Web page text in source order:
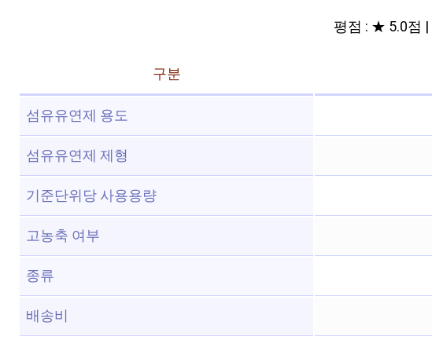
평점 : ★ 5.0점 |
구분
섬유유연제 용도
섬유유연제 제형
기준단위당 사용용량
고농축 여부
종류
배송비